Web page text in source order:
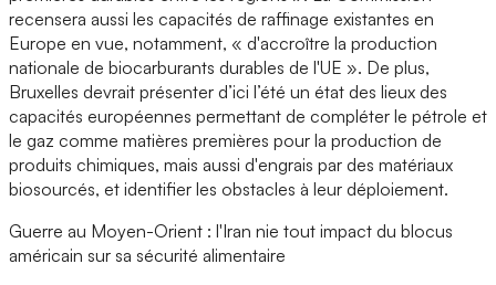
recensera aussi les capacités de raffinage existantes en
Europe en vue, notamment, « d'accroître la production
nationale de biocarburants durables de l'UE ». De plus,
Bruxelles devrait présenter d’ici l’été un état des lieux des
capacités européennes permettant de compléter le pétrole et
le gaz comme matières premières pour la production de
produits chimiques, mais aussi d'engrais par des matériaux
biosourcés, et identifier les obstacles à leur déploiement.
Guerre au Moyen-Orient : l'Iran nie tout impact du blocus
américain sur sa sécurité alimentaire